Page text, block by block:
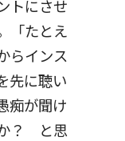
トにさせ
「たとえ
らインス
先に聴い
痴が聞け
？ と思